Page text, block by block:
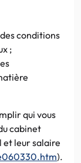
conditions
;
qui vous
cabinet
et leur salaire
).